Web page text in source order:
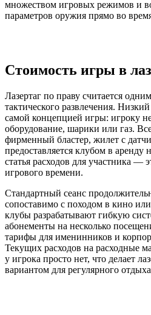
множеством игровых режимов и
параметров оружия прямо во
Стоимость игры в
Лазертаг по праву считается
тактического развлечения.
самой концепцией игры: игроку
оборудование, шарики или газ.
фирменный бластер, жилет с
предоставляется клубом в аренду
статья расходов для участника —
игрового времени.
Стандартный сеанс
сопоставимо с походом в кино
клубы разрабатывают гибкую
абонементы на несколько
тарифы для именинников и
Текущих расходов на расходные
у игрока просто нет, что делает
вариантом для регулярного